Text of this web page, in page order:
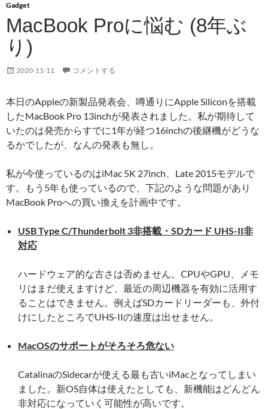
Gadget
MacBook Proに悩む (8年ぶ
り)
2020-11-11 コメントする
本日のAppleの新製品発表会、噂通りにApple Siliconを搭載
したMacBook Pro 13inchが発表されました。私が期待して
いたのは発売からすでに1年が経つ16inchの後継機がどうな
るかでしたが、なんの発表も無し。
私が今使っているのはiMac 5K 27inch、Late 2015モデルで
す。もう5年も使っているので、下記のような問題があり
MacBook Proへの買い換えを計画中です。
USB Type C/Thunderbolt 3非搭載・SDカード UHS-II非
対応
ハードウェア的な古さは否めません。CPUやGPU、メモ
リはまだ使えますけど、最近の周辺機器を有効に活用す
ることはできません。例えばSDカードリーダーも、外付
けにしたところでUHS-IIの速度は出せません。
MacOSのサポートがそろそろ危ない
CatalinaのSidecarが使える最も古いiMacとなってしまい
ました。新OS自体は使えたとしても、新機能はどんどん
非対応になっていく可能性が高いです。